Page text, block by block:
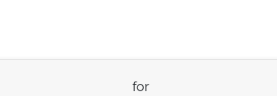
for